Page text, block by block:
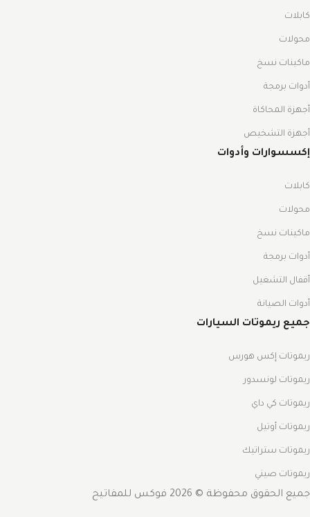
كابلات
محولات
ماكينات نسخ
أدوات برمجة
أجهزة المحاكاة
أجهزة التشخيص
إكسسوارات وأدوات
كابلات
محولات
ماكينات نسخ
أدوات برمجة
أقفال التشغيل
أدوات الصيانة
جميع ريموتات السيارات
ريموتات إكس هورس
ريموتات لونسدور
ريموتات كي داي
ريموتات أوتيل
ريموتات ستراتيك
ريموتات صيني
جميع الحقوق محفوظة © 2026 فوكس للمفاتيح